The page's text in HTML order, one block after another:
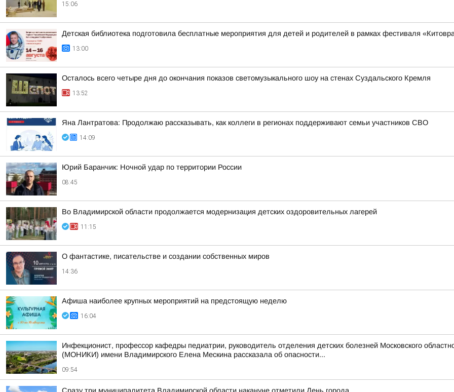
15:06
Детская библиотека подготовила бесплатные мероприятия для детей и родителей в рамках фестиваля
13:00
Осталось всего четыре дня до окончания показов светомузыкального шоу на стенах Суздальского Кремля
13:52
Яна Лантратова: Продолжаю рассказывать, как коллеги в регионах поддерживают семьи участников СВО
14:09
Юрий Баранчик: Ночной удар по территории России
08:45
Во Владимирской области продолжается модернизация детских оздоровительных лагерей
11:15
О фантастике, писательстве и создании собственных миров
14:36
Афиша наиболее крупных мероприятий на предстоящую неделю
16:04
Инфекционист, профессор кафедры педиатрии, руководитель отделения детских болезней Московского
(МОНИКИ) имени Владимирского Елена Мескина рассказала об опасности...
09:54